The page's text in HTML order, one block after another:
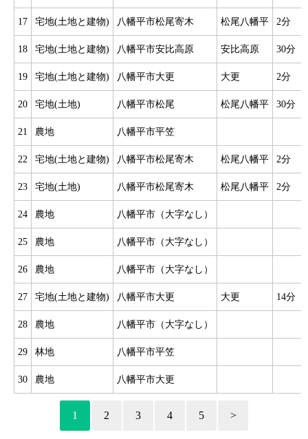
17 宅地(土地と建物) 八幡平市松尾寄木 松尾八幡平 2分
18 宅地(土地と建物) 八幡平市安比高原 安比高原 30分
19 宅地(土地と建物) 八幡平市大更 大更 2分
20 宅地(土地) 八幡平市松尾 松尾八幡平 30分
21 農地 八幡平市平笠
22 宅地(土地と建物) 八幡平市松尾寄木 松尾八幡平 2分
23 宅地(土地) 八幡平市松尾寄木 松尾八幡平 2分
24 農地 八幡平市（大字なし）
25 農地 八幡平市（大字なし）
26 農地 八幡平市（大字なし）
27 宅地(土地と建物) 八幡平市大更 大更 14分
28 農地 八幡平市（大字なし）
29 林地 八幡平市平笠
30 農地 八幡平市大更
1 2 3 4 5 >